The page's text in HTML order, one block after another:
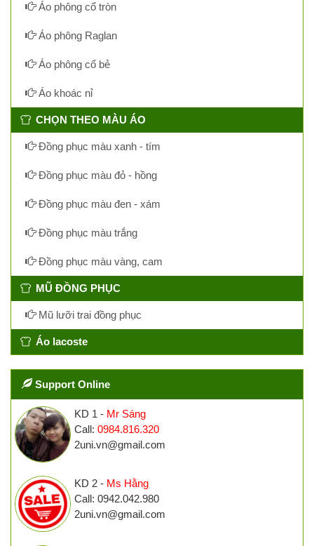
Áo phông cổ tròn
Áo phông Raglan
Áo phông cổ bẻ
Áo khoác nỉ
CHỌN THEO MÀU ÁO
Đồng phục màu xanh - tím
Đồng phục màu đỏ - hồng
Đồng phục màu đen - xám
Đồng phục màu trắng
Đồng phục màu vàng, cam
MŨ ĐỒNG PHỤC
Mũ lưỡi trai đồng phục
Áo lacoste
Support Online
KD 1 - Mr Sáng
Call: 0984.816.320
2uni.vn@gmail.com
KD 2 - Ms Hằng
Call: 0942.042.980
2uni.vn@gmail.com